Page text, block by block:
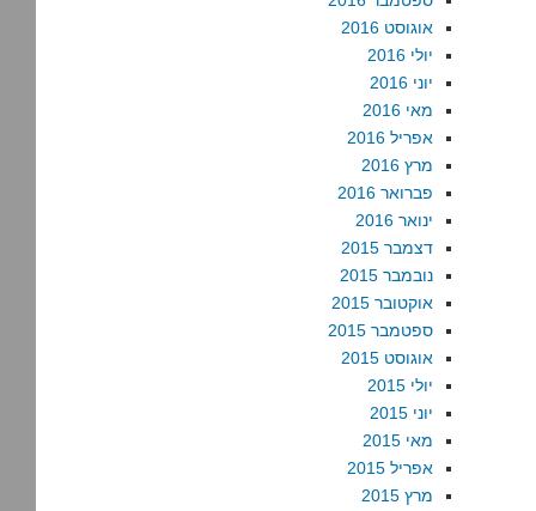
אוגוסט 2016
יולי 2016
יוני 2016
מאי 2016
אפריל 2016
מרץ 2016
פברואר 2016
ינואר 2016
דצמבר 2015
נובמבר 2015
אוקטובר 2015
ספטמבר 2015
אוגוסט 2015
יולי 2015
יוני 2015
מאי 2015
אפריל 2015
מרץ 2015